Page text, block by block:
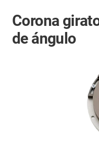
Corona
de ángulo